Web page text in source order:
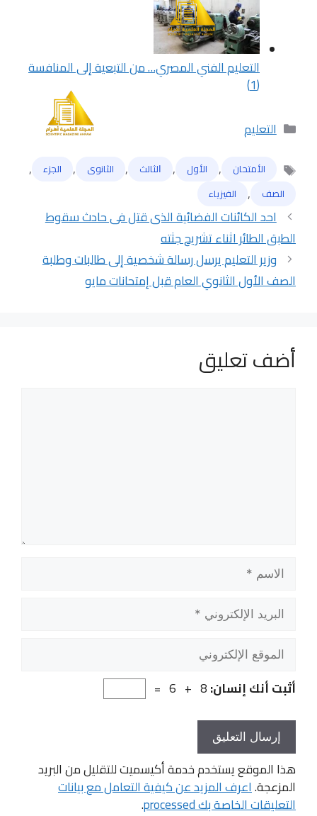
التعليم الفني المصري… من التبعية إلى المنافسة
(1)
التصنيفات
التعليم
الوسوم
الأمتحان , الأول , ﺍﻟﺜﺎﻟﺚ , الثانوى , الجزء ,
الصف , الفيزياء
احد الكائنات الفضائية الذى قتل فى حادث سقوط
الطبق الطائر اثناء تشريح جثته
وزير التعليم يرسل رسالة شخصية إلى طالبات وطلبة
الصف الأول الثانوي العام قبل إمتحانات مايو
أضف تعليق
الاسم
البريد
الإلكتروني
الموقع
الإلكتروني
أثبت أنك إنسان:8 + 6 =
هذا الموقع يستخدم خدمة أكيسميت للتقليل من البريد
المزعجة.اعرف المزيد عن كيفية التعامل مع بيانات
التعليقات الخاصة بك processed .